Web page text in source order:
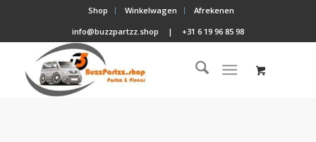
Shop Winkelwagen
Afrekenen
info@buzzpartzz.shop
| +31 6 19 96 85 98